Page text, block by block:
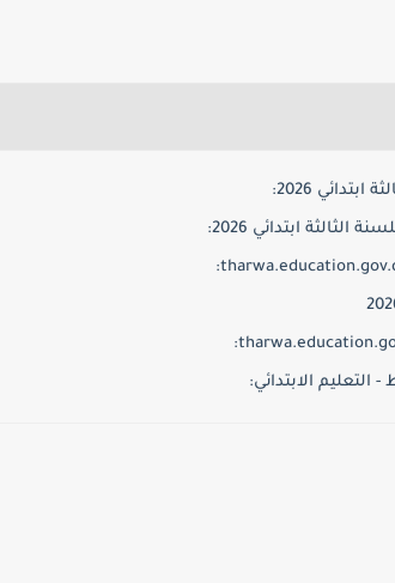
2026:
ابتدائي 2026:
الابتدائي: